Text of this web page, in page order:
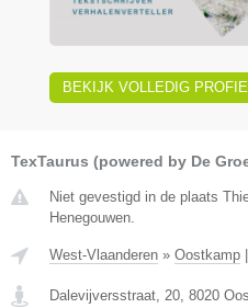
BEKIJK VOLLEDIG PROFIEL
TexTaurus (powered by De
Niet gevestigd in de plaats
Henegouwen.
West-Vlaanderen » Oostkamp
Dalevijversstraat, 20 8020